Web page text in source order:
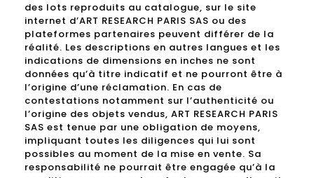
des lots reproduits au catalogue, sur le site
internet d’ART RESEARCH PARIS SAS ou des
plateformes partenaires peuvent différer de la
réalité. Les descriptions en autres langues et les
indications de dimensions en inches ne sont
données qu’à titre indicatif et ne pourront être à
l’origine d’une réclamation. En cas de
contestations notamment sur l’authenticité ou
l’origine des objets vendus, ART RESEARCH PARIS
SAS est tenue par une obligation de moyens,
impliquant toutes les diligences qui lui sont
possibles au moment de la mise en vente. Sa
responsabilité ne pourrait être engagée qu’à la